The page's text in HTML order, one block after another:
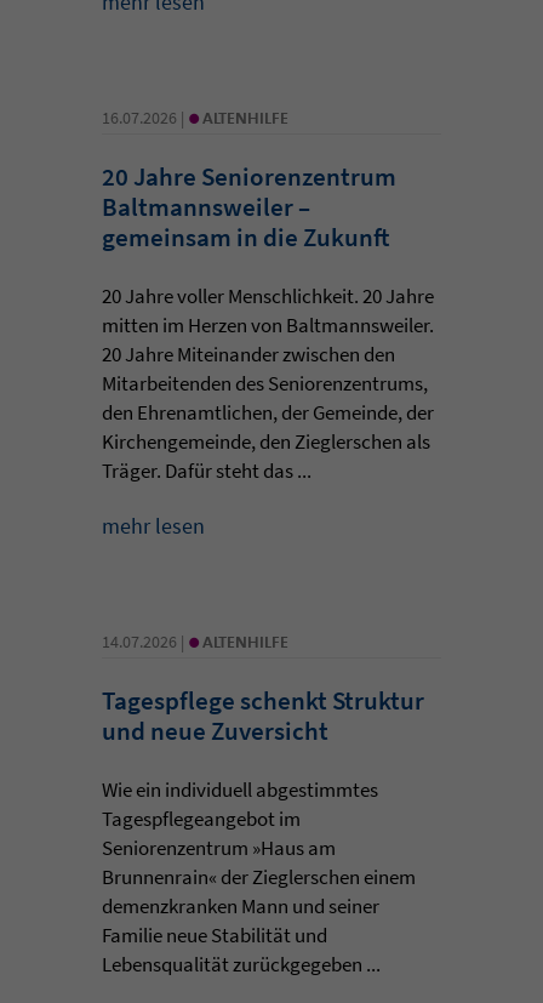
16.07.2026 | • ALTENHILFE
20 Jahre Seniorenzentrum
Baltmannsweiler –
gemeinsam in die Zukunft
20 Jahre voller Menschlichkeit. 20 Jahre
mitten im Herzen von Baltmannsweiler.
20 Jahre Miteinander zwischen den
Mitarbeitenden des Seniorenzentrums,
den Ehrenamtlichen, der Gemeinde, der
Kirchengemeinde, den Zieglerschen als
Träger. Dafür steht das ...
mehr lesen
14.07.2026 | • ALTENHILFE
Tagespflege schenkt Struktur
und neue Zuversicht
Wie ein individuell abgestimmtes
Tagespflegeangebot im
Seniorenzentrum »Haus am
Brunnenrain« der Zieglerschen einem
demenzkranken Mann und seiner
Familie neue Stabilität und
Lebensqualität zurückgegeben ...